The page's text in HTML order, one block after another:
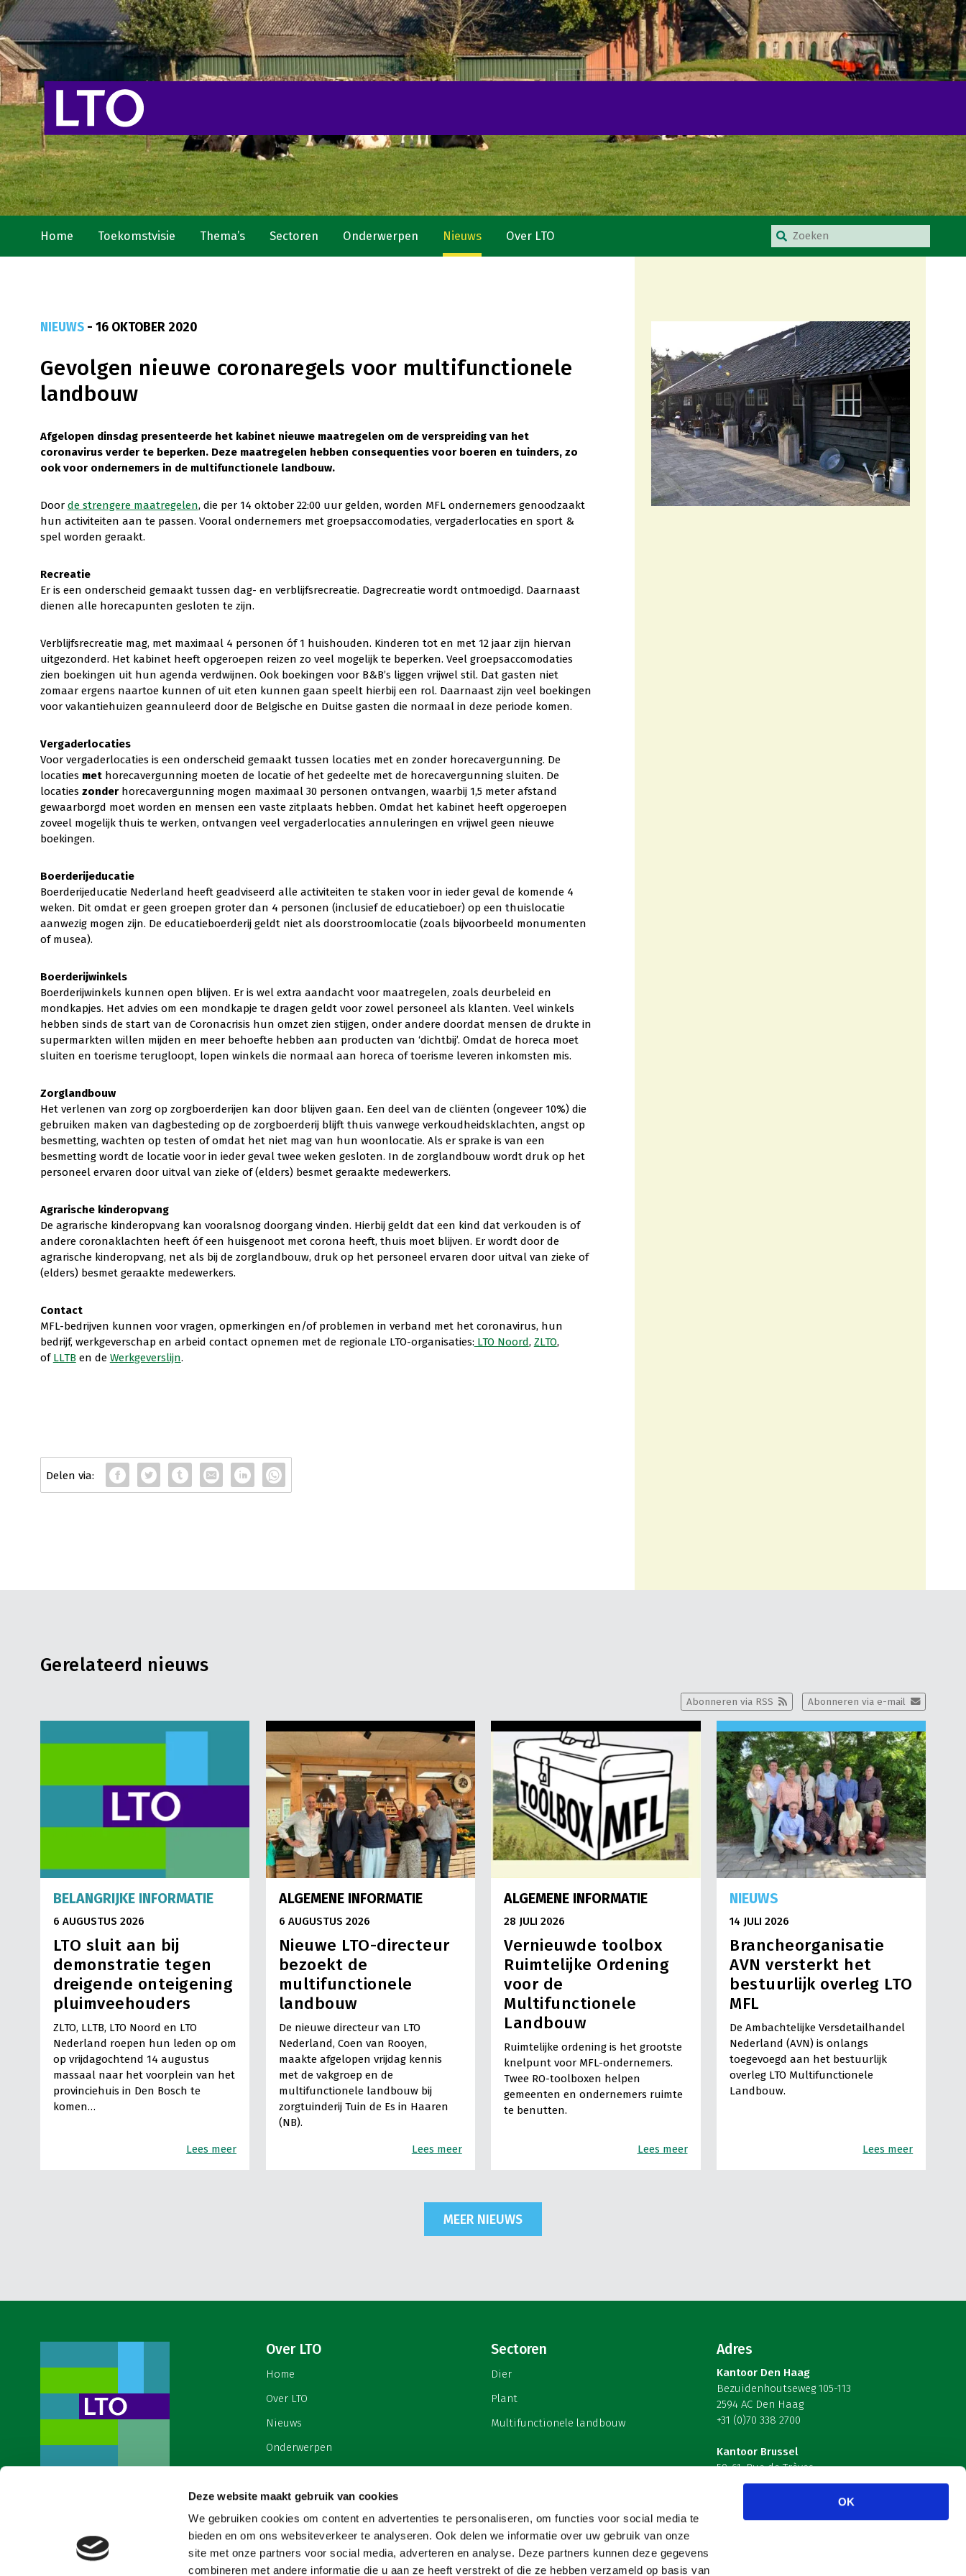
Deze website maakt gebruik van cookies
We gebruiken cookies om content en advertenties te personaliseren, om functies voor social media te
bieden en om ons websiteverkeer te analyseren. Ook delen we informatie over uw gebruik van onze
site met onze partners voor social media, adverteren en analyse. Deze partners kunnen deze gegevens
combineren met andere informatie die u aan ze heeft verstrekt of die ze hebben verzameld op basis van
OK
Home Toekomstvisie Thema’s Sectoren Onderwerpen Nieuws Over LTO
NIEUWS- 16 OKTOBER 2020
Gevolgen nieuwe coronaregels voor multifunctionele
landbouw
Afgelopen dinsdag presenteerde het kabinet nieuwe maatregelen om de verspreiding van het
coronavirus verder te beperken. Deze maatregelen hebben consequenties voor boeren en tuinders, zo
ook voor ondernemers in de multifunctionele landbouw.
Door de strengere maatregelen, die per 14 oktober 22:00 uur gelden, worden MFL ondernemers genoodzaakt
hun activiteiten aan te passen. Vooral ondernemers met groepsaccomodaties, vergaderlocaties en sport &
spel worden geraakt.
Recreatie
Er is een onderscheid gemaakt tussen dag- en verblijfsrecreatie. Dagrecreatie wordt ontmoedigd. Daarnaast
dienen alle horecapunten gesloten te zijn.
Verblijfsrecreatie mag, met maximaal 4 personen óf 1 huishouden. Kinderen tot en met 12 jaar zijn hiervan
uitgezonderd. Het kabinet heeft opgeroepen reizen zo veel mogelijk te beperken. Veel groepsaccomodaties
zien boekingen uit hun agenda verdwijnen. Ook boekingen voor B&B’s liggen vrijwel stil. Dat gasten niet
zomaar ergens naartoe kunnen of uit eten kunnen gaan speelt hierbij een rol. Daarnaast zijn veel boekingen
voor vakantiehuizen geannuleerd door de Belgische en Duitse gasten die normaal in deze periode komen.
Vergaderlocaties
Voor vergaderlocaties is een onderscheid gemaakt tussen locaties met en zonder horecavergunning. De
locaties met horecavergunning moeten de locatie of het gedeelte met de horecavergunning sluiten. De
locaties zonderhorecavergunning mogen maximaal 30 personen ontvangen, waarbij 1,5 meter afstand
gewaarborgd moet worden en mensen een vaste zitplaats hebben. Omdat het kabinet heeft opgeroepen
zoveel mogelijk thuis te werken, ontvangen veel vergaderlocaties annuleringen en vrijwel geen nieuwe
boekingen.
Boerderijeducatie
Boerderijeducatie Nederland heeft geadviseerd alle activiteiten te staken voor in ieder geval de komende 4
weken. Dit omdat er geen groepen groter dan 4 personen (inclusief de educatieboer) op een thuislocatie
aanwezig mogen zijn. De educatieboerderij geldt niet als doorstroomlocatie (zoals bijvoorbeeld monumenten
of musea).
Boerderijwinkels
Boerderijwinkels kunnen open blijven. Er is wel extra aandacht voor maatregelen, zoals deurbeleid en
mondkapjes. Het advies om een mondkapje te dragen geldt voor zowel personeel als klanten. Veel winkels
hebben sinds de start van de Coronacrisis hun omzet zien stijgen, onder andere doordat mensen de drukte in
supermarkten willen mijden en meer behoefte hebben aan producten van ‘dichtbij’. Omdat de horeca moet
sluiten en toerisme terugloopt, lopen winkels die normaal aan horeca of toerisme leveren inkomsten mis.
Zorglandbouw
Het verlenen van zorg op zorgboerderijen kan door blijven gaan. Een deel van de cliënten (ongeveer 10%) die
gebruiken maken van dagbesteding op de zorgboerderij blijft thuis vanwege verkoudheidsklachten, angst op
besmetting, wachten op testen of omdat het niet mag van hun woonlocatie. Als er sprake is van een
besmetting wordt de locatie voor in ieder geval twee weken gesloten. In de zorglandbouw wordt druk op het
personeel ervaren door uitval van zieke of (elders) besmet geraakte medewerkers.
Agrarische kinderopvang
De agrarische kinderopvang kan vooralsnog doorgang vinden. Hierbij geldt dat een kind dat verkouden is of
andere coronaklachten heeft óf een huisgenoot met corona heeft, thuis moet blijven. Er wordt door de
agrarische kinderopvang, net als bij de zorglandbouw, druk op het personeel ervaren door uitval van zieke of
(elders) besmet geraakte medewerkers.
Contact
MFL-bedrijven kunnen voor vragen, opmerkingen en/of problemen in verband met het coronavirus, hun
bedrijf, werkgeverschap en arbeid contact opnemen met de regionale LTO-organisaties: LTO Noord, ZLTO,
of LLTBen de Werkgeverslijn.
Gerelateerd nieuws
Abonneren via e-mail
Abonneren via RSS
BELANGRIJKE INFORMATIE
6 AUGUSTUS 2026
LTO sluit aan bij
demonstratie tegen
dreigende onteigening
pluimveehouders
ZLTO, LLTB, LTO Noord en LTO
Nederland roepen hun leden op om
op vrijdagochtend 14 augustus
massaal naar het voorplein van het
provinciehuis in Den Bosch te
komen…
Lees meer
ALGEMENE INFORMATIE
6 AUGUSTUS 2026
Nieuwe LTO-directeur
bezoekt de
multifunctionele
landbouw
De nieuwe directeur van LTO
Nederland, Coen van Rooyen,
maakte afgelopen vrijdag kennis
met de vakgroep en de
multifunctionele landbouw bij
zorgtuinderij Tuin de Es in Haaren
(NB).
Lees meer
ALGEMENE INFORMATIE
28 JULI 2026
Vernieuwde toolbox
Ruimtelijke Ordening
voor de
Multifunctionele
Landbouw
Ruimtelijke ordening is het grootste
knelpunt voor MFL-ondernemers.
Twee RO-toolboxen helpen
gemeenten en ondernemers ruimte
te benutten.
Lees meer
NIEUWS
14 JULI 2026
Brancheorganisatie
AVN versterkt het
bestuurlijk overleg LTO
MFL
De Ambachtelijke Versdetailhandel
Nederland (AVN) is onlangs
toegevoegd aan het bestuurlijk
overleg LTO Multifunctionele
Landbouw.
Lees meer
MEER NIEUWS
werkgeversorganisatie met meerwaarde,
voor een sector met meerwaarde. Dat is
Land- en Tuinbouw Organisatie
Nederland (LTO).
Over LTO
Home
Over LTO
Nieuws
Onderwerpen
Contact
Cookies & privacy
Sectoren
Dier
Plant
Multifunctionele landbouw
Adres
Kantoor Den Haag
Bezuidenhoutseweg 105-113
2594 AC Den Haag
+31 (0)70 338 2700
Kantoor Brussel
59-61, Rue de Trèves
B-1040 Brussel – België
Volg ons